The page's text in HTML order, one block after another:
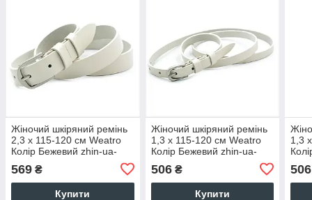
Жіночий шкіряний ремінь
2,3 х 115-120 см Weatro
Колір Бежевий zhin-ua-
569 ₴
Купити
Жіночий шкіряний ремінь
1,3 х 115-120 см Weatro
Колір Бежевий zhin-ua-
506₴
Купити
1,3
506